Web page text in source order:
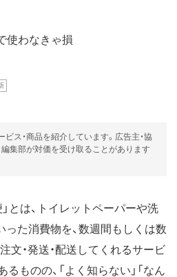
使わなきゃ損
ス・商品を紹介しています。広告主・協
集部が対価を受け取ることがあります
とは、トイレットペーパーや洗
った消費物を、数週間もしくは数
文・発送・配送してくれるサービ
ものの、「よく知らない」「なん